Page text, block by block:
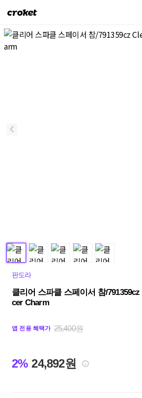
크
켓
판도라
클리어 스파클 스페이서 참/
cer Charm
앱 전용 혜택가 25,400원
2% 24,892원